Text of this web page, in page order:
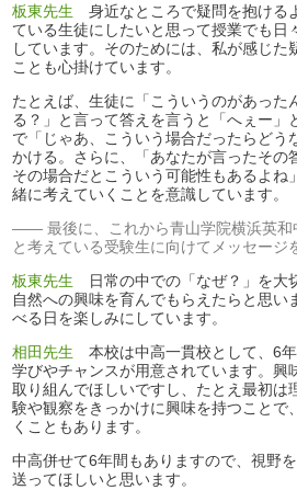
板東先生身近なところで疑問を抱ける
ている生徒にしたいと思って授業でも日
しています。そのためには、私が感じた
ことも心掛けています。
たとえば、生徒に「こういうのがあった
る？」と言って答えを言うと「へぇー」
で「じゃあ、こういう場合だったらどう
かける。さらに、「あなたが言ったその
その場合だとこういう可能性もあるよね
緒に考えていくことを意識しています。
最後に、これから青山学院横浜英和
と考えている受験生に向けてメッセージ
板東先生
日常の中での「なぜ？」を大
自然への興味を育んでもらえたらと思い
べる日を楽しみにしています。
相田先生本校は中高一貫校として、6
学びやチャンスが用意されています。興
取り組んでほしいですし、たとえ最初は
験や観察をきっかけに興味を持つことで
くこともあります。
中高併せて6年間もありますので、視野
送ってほしいと思います。